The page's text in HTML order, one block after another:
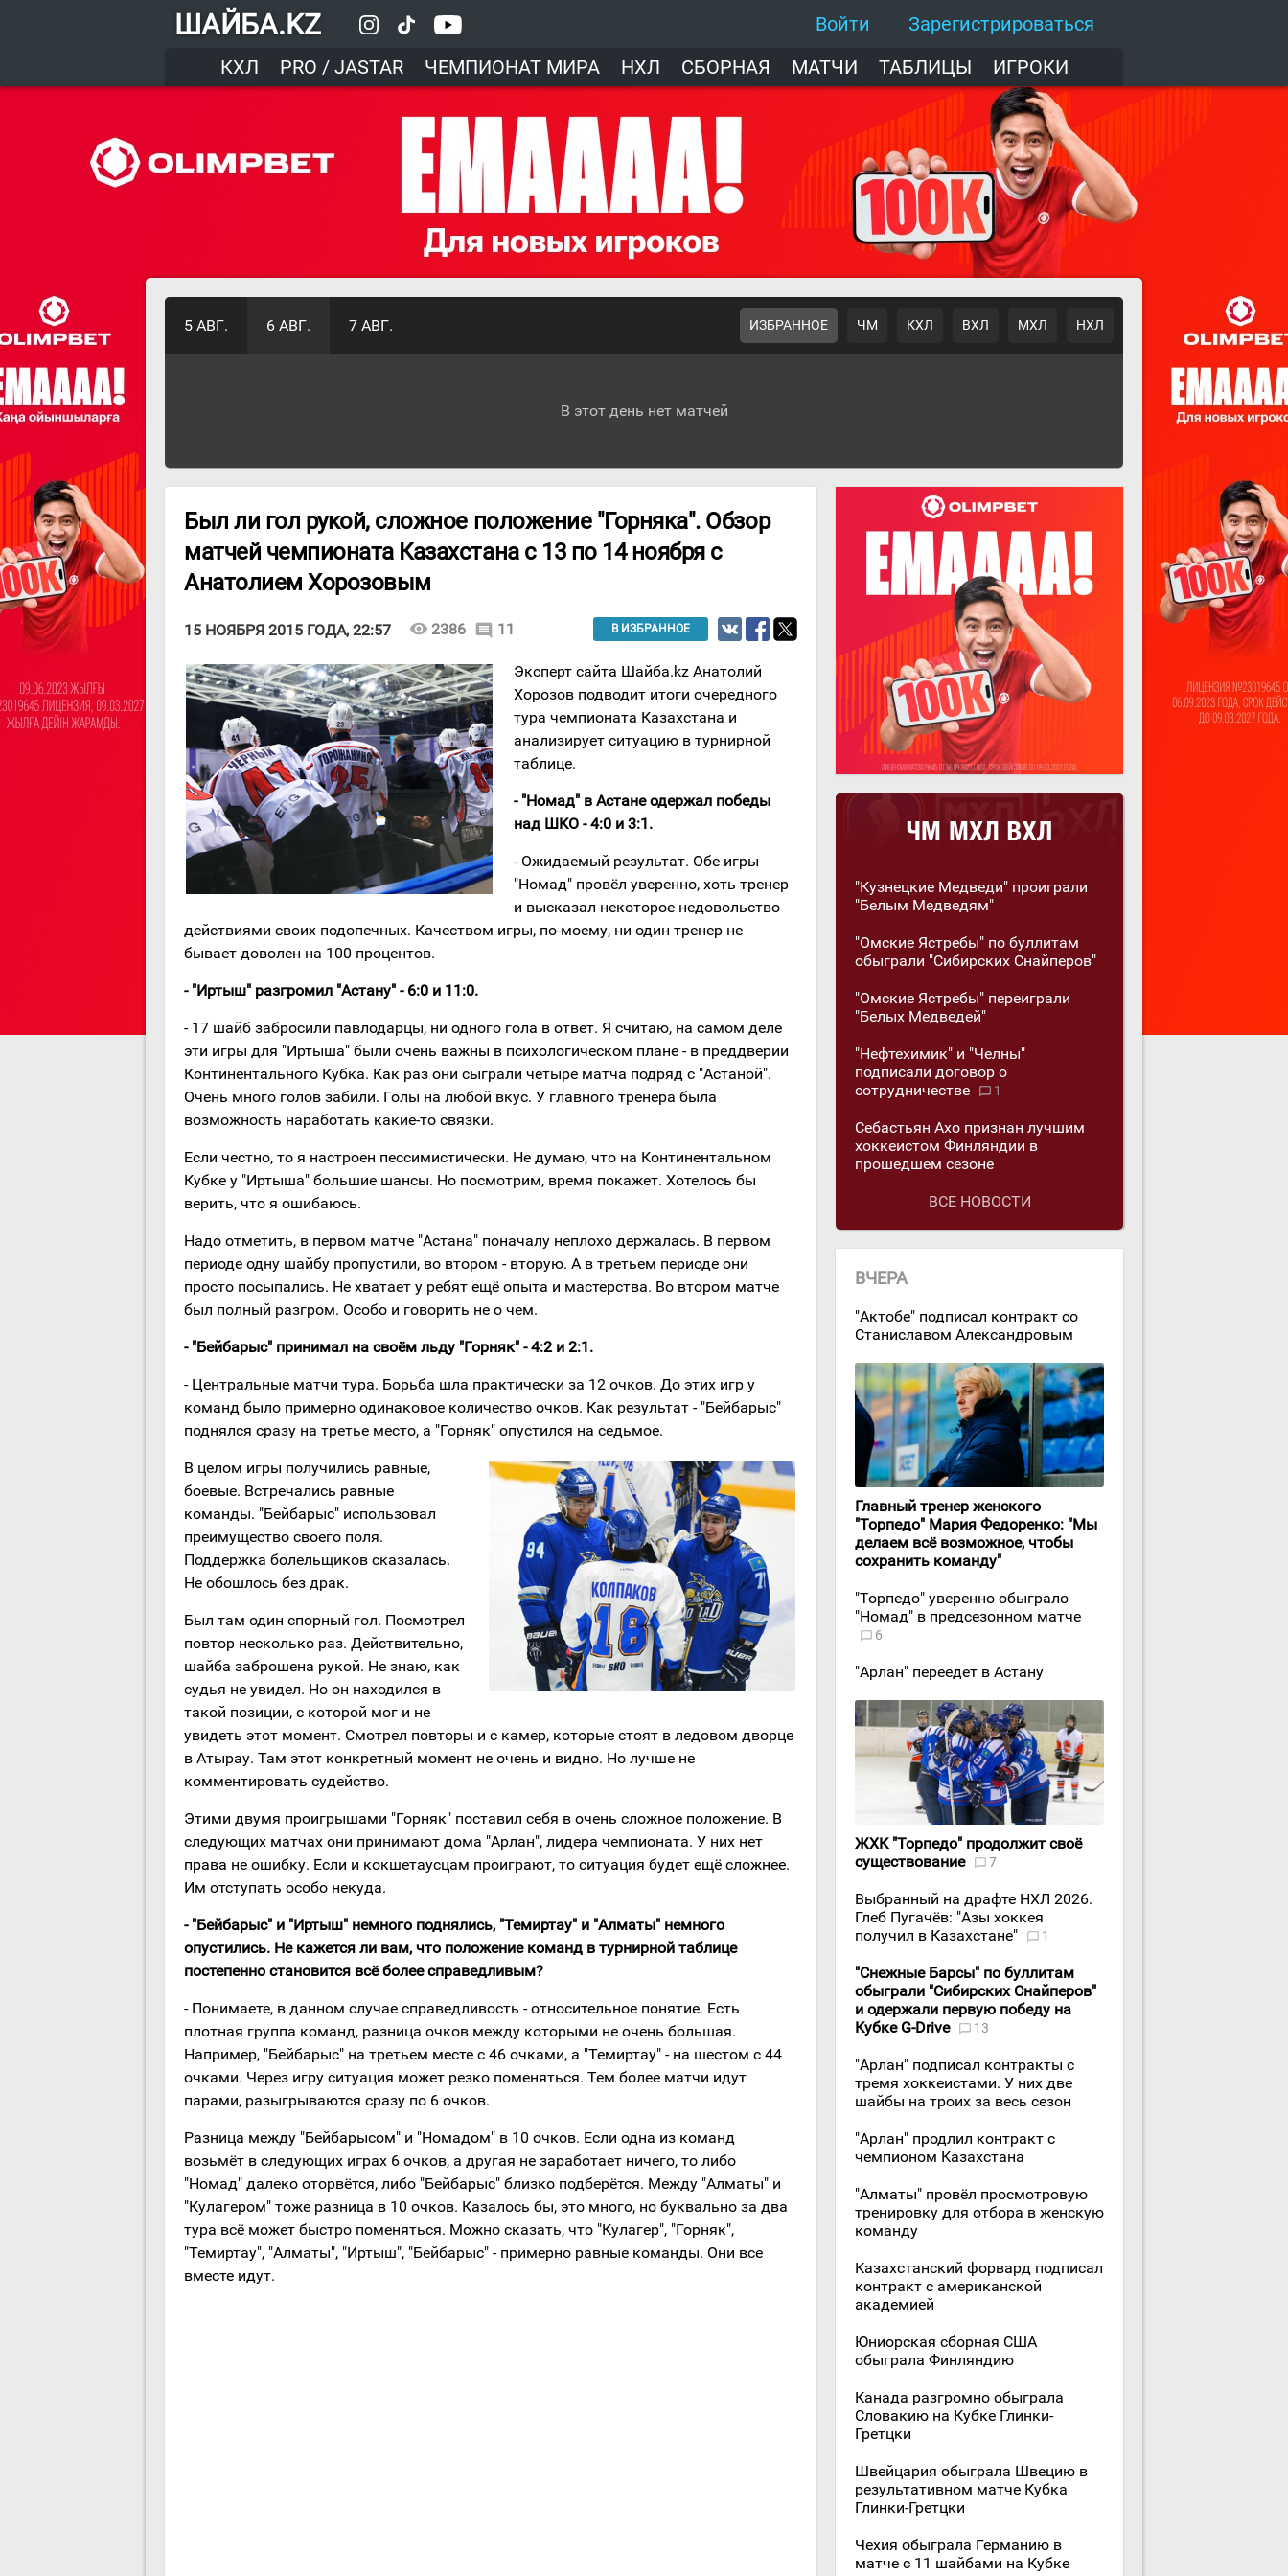
ШАЙБА.KZ Войти
Зарегистрироваться
КХЛ
PRO / JASTAR ЧЕМПИОНАТ МИРА НХЛ СБОРНАЯ МАТЧИ ТАБЛИЦЫ ИГРОКИ
5 АВГ. 6 АВГ. 7 АВГ. ИЗБРАННОЕ ЧМ КХЛ ВХЛ МХЛ НХЛ
В этот день нет матчей
Был ли гол рукой, сложное положение "Горняка". Обзор
матчей чемпионата Казахстана c 13 по 14 ноября с
Анатолием Хорозовым
15 НОЯБРЯ 2015 ГОДА, 22:57 visibility 2386 comment 11 В ИЗБРАННОЕ
Эксперт сайта Шайба.kz Анатолий
Хорозов подводит итоги очередного
тура чемпионата Казахстана и
анализирует ситуацию в турнирной
таблице.
- "Номад" в Астане одержал победы
над ШКО - 4:0 и 3:1.
- Ожидаемый результат. Обе игры
"Номад" провёл уверенно, хоть тренер
и высказал некоторое недовольство
действиями своих подопечных. Качеством игры, по-моему, ни один тренер не
бывает доволен на 100 процентов.
- "Иртыш" разгромил "Астану" - 6:0 и 11:0.
- 17 шайб забросили павлодарцы, ни одного гола в ответ. Я считаю, на самом деле
эти игры для "Иртыша" были очень важны в психологическом плане - в преддверии
Континентального Кубка. Как раз они сыграли четыре матча подряд с "Астаной".
Очень много голов забили. Голы на любой вкус. У главного тренера была
возможность наработать какие-то связки.
Если честно, то я настроен пессимистически. Не думаю, что на Континентальном
Кубке у "Иртыша" большие шансы. Но посмотрим, время покажет. Хотелось бы
верить, что я ошибаюсь.
Надо отметить, в первом матче "Астана" поначалу неплохо держалась. В первом
периоде одну шайбу пропустили, во втором - вторую. А в третьем периоде они
просто посыпались. Не хватает у ребят ещё опыта и мастерства. Во втором матче
был полный разгром. Особо и говорить не о чем.
- "Бейбарыс" принимал на своём льду "Горняк" - 4:2 и 2:1.
- Центральные матчи тура. Борьба шла практически за 12 очков. До этих игр у
команд было примерно одинаковое количество очков. Как результат - "Бейбарыс"
поднялся сразу на третье место, а "Горняк" опустился на седьмое.
В целом игры получились равные,
боевые. Встречались равные
команды. "Бейбарыс" использовал
преимущество своего поля.
Поддержка болельщиков сказалась.
Не обошлось без драк.
Был там один спорный гол. Посмотрел
повтор несколько раз. Действительно,
шайба заброшена рукой. Не знаю, как
судья не увидел. Но он находился в
такой позиции, с которой мог и не
увидеть этот момент. Смотрел повторы и с камер, которые стоят в ледовом дворце
в Атырау. Там этот конкретный момент не очень и видно. Но лучше не
комментировать судейство.
Этими двумя проигрышами "Горняк" поставил себя в очень сложное положение. В
следующих матчах они принимают дома "Арлан", лидера чемпионата. У них нет
права не ошибку. Если и кокшетаусцам проиграют, то ситуация будет ещё сложнее.
Им отступать особо некуда.
- "Бейбарыс" и "Иртыш" немного поднялись, "Темиртау" и "Алматы" немного
опустились. Не кажется ли вам, что положение команд в турнирной таблице
постепенно становится всё более справедливым?
- Понимаете, в данном случае справедливость - относительное понятие. Есть
плотная группа команд, разница очков между которыми не очень большая.
Например, "Бейбарыс" на третьем месте с 46 очками, а "Темиртау" - на шестом с 44
очками. Через игру ситуация может резко поменяться. Тем более матчи идут
парами, разыгрываются сразу по 6 очков.
Разница между "Бейбарысом" и "Номадом" в 10 очков. Если одна из команд
возьмёт в следующих играх 6 очков, а другая не заработает ничего, то либо
"Номад" далеко оторвётся, либо "Бейбарыс" близко подберётся. Между "Алматы" и
"Кулагером" тоже разница в 10 очков. Казалось бы, это много, но буквально за два
тура всё может быстро поменяться. Можно сказать, что "Кулагер", "Горняк",
"Темиртау", "Алматы", "Иртыш", "Бейбарыс" - примерно равные команды. Они все
вместе идут.
"Кузнецкие Медведи" проиграли
"Белым Медведям"
"Омские Ястребы" по буллитам
обыграли "Сибирских Снайперов"
"Омские Ястребы" переиграли
"Белых Медведей"
"Нефтехимик" и "Челны"
подписали договор о
сотрудничестве
1
Себастьян Ахо признан лучшим
хоккеистом Финляндии в
прошедшем сезоне
ВСЕ НОВОСТИ
ВЧЕРА
"Актобе" подписал контракт со
Станиславом Александровым
Главный тренер женского
"Торпедо" Мария Федоренко: "Мы
делаем всё возможное, чтобы
сохранить команду"
"Торпедо" уверенно обыграло
"Номад" в предсезонном матче
6
"Арлан" переедет в Астану
ЖХК "Торпедо" продолжит своё
существование
7
Выбранный на драфте НХЛ 2026.
Глеб Пугачёв: "Азы хоккея
получил в Казахстане"
1
"Снежные Барсы" по буллитам
обыграли "Сибирских Снайперов"
и одержали первую победу на
Кубке G-Drive
13
"Арлан" подписал контракты с
тремя хоккеистами. У них две
шайбы на троих за весь сезон
"Арлан" продлил контракт с
чемпионом Казахстана
"Алматы" провёл просмотровую
тренировку для отбора в женскую
команду
Казахстанский форвард подписал
контракт с американской
академией
Юниорская сборная США
обыграла Финляндию
Канада разгромно обыграла
Словакию на Кубке Глинки-
Гретцки
Швейцария обыграла Швецию в
результативном матче Кубка
Глинки-Гретцки
Чехия обыграла Германию в
матче с 11 шайбами на Кубке